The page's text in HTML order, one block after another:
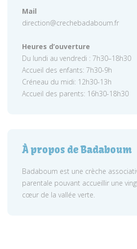
Mail
direction@crechebadaboum.fr
Heures d’ouverture
Du lundi au vendredi : 7h30–18h30
Accueil des enfants: 7h30-9h
Créneau du midi: 12h30-13h
Accueil des parents: 16h30-18h30
À propos de Badaboum
Badaboum est une crèche
parentale pouvant accueillir une
cœur de la vallée verte.